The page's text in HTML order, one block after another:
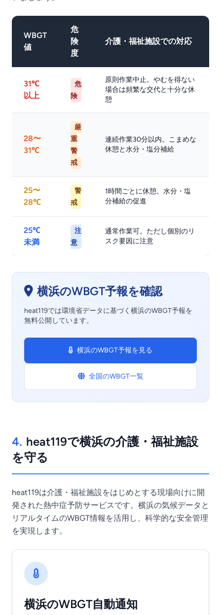
WBGT
値
危
険
度
介護・福祉施設での対応
31℃
以上
危
険
原則作業中止。やむを得ない
場合は頻繁な交代と十分な休
憩
28〜
31℃
厳
重
警
戒
連続作業30分以内。こまめな
休憩と水分・塩分補給
25〜
28℃
警
戒
1時間ごとに休憩。水分・塩
分補給の促進
25℃
未満
注
意
通常作業可。ただし個別のリ
スク要因に注意
横浜のWBGT予報を確認
heat119では環境省データに基づく横浜のWBGT予報を
無料公開しています。
横浜のWBGT予報を見る
全国のWBGT一覧
4. heat119で横浜の介護・福祉施設
を守る
heat119は介護・福祉施設をはじめとする現場向けに開
発された熱中症予防サービスです。横浜の気候データと
リアルタイムのWBGT情報を活用し、科学的な安全管理
を実現します。
横浜のWBGT自動通知